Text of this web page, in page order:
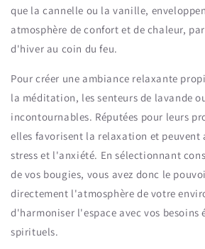
que la cannelle ou la vanille,
atmosphère de confort et de chaleur,
d'hiver au coin du feu.
Pour créer une ambiance relaxante
la méditation, les senteurs de lavande
incontournables. Réputées pour leurs
elles favorisent la relaxation et peuvent
stress et l'anxiété. En sélectionnant
de vos bougies, vous avez donc le
directement l'atmosphère de votre
d'harmoniser l'espace avec vos besoins
spirituels.